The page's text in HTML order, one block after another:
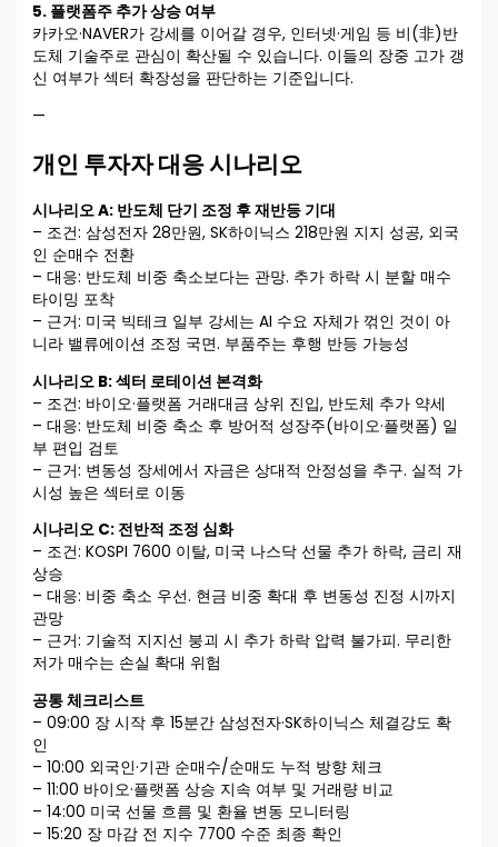
5. 플랫폼주 추가 상승 여부
카카오·NAVER가 강세를 이어갈 경우, 인터넷·게임 등 비(非)반
도체 기술주로 관심이 확산될 수 있습니다. 이들의 장중 고가 갱
신 여부가 섹터 확장성을 판단하는 기준입니다.
—
개인 투자자 대응 시나리오
시나리오 A: 반도체 단기 조정 후 재반등 기대
– 조건: 삼성전자 28만원, SK하이닉스 218만원 지지 성공, 외국
인 순매수 전환
– 대응: 반도체 비중 축소보다는 관망. 추가 하락 시 분할 매수
타이밍 포착
– 근거: 미국 빅테크 일부 강세는 AI 수요 자체가 꺾인 것이 아
니라 밸류에이션 조정 국면. 부품주는 후행 반등 가능성
시나리오 B: 섹터 로테이션 본격화
– 조건: 바이오·플랫폼 거래대금 상위 진입, 반도체 추가 약세
– 대응: 반도체 비중 축소 후 방어적 성장주(바이오·플랫폼) 일
부 편입 검토
– 근거: 변동성 장세에서 자금은 상대적 안정성을 추구. 실적 가
시성 높은 섹터로 이동
시나리오 C: 전반적 조정 심화
– 조건: KOSPI 7600 이탈, 미국 나스닥 선물 추가 하락, 금리 재
상승
– 대응: 비중 축소 우선. 현금 비중 확대 후 변동성 진정 시까지
관망
– 근거: 기술적 지지선 붕괴 시 추가 하락 압력 불가피. 무리한
저가 매수는 손실 확대 위험
공통 체크리스트
– 09:00 장 시작 후 15분간 삼성전자·SK하이닉스 체결강도 확
인
– 10:00 외국인·기관 순매수/순매도 누적 방향 체크
– 11:00 바이오·플랫폼 상승 지속 여부 및 거래량 비교
– 14:00 미국 선물 흐름 및 환율 변동 모니터링
– 15:20 장 마감 전 지수 7700 수준 최종 확인